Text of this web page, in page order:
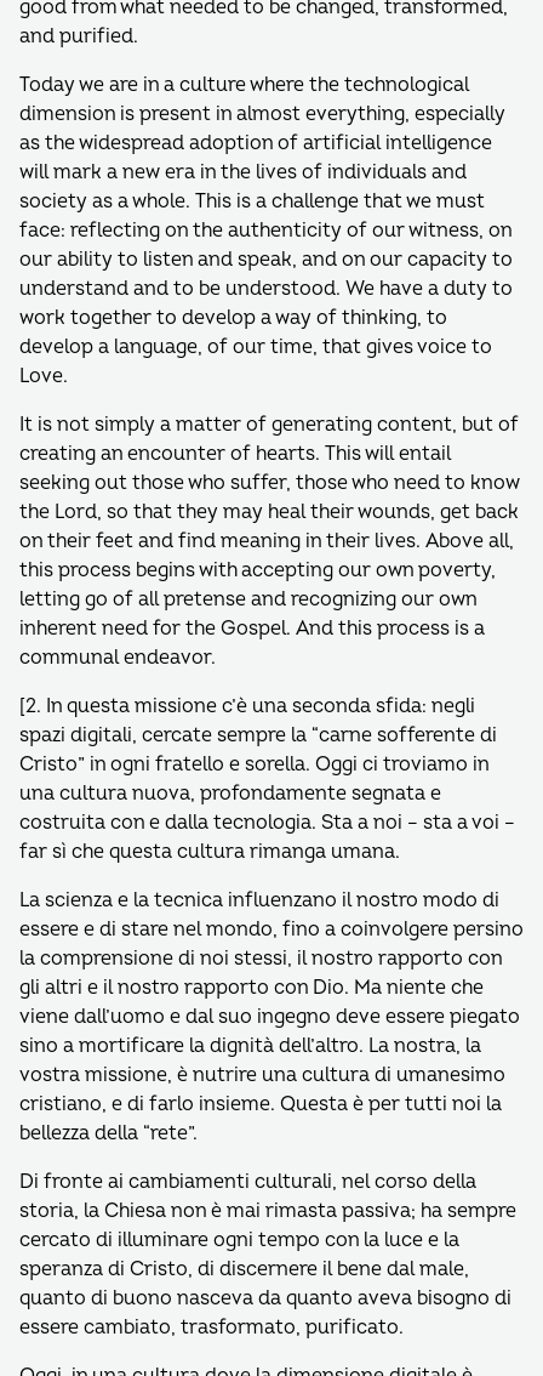
good from what needed to be changed, transformed,
and purified.
Today we are in a culture where the technological
dimension is present in almost everything, especially
as the widespread adoption of artificial intelligence
will mark a new era in the lives of individuals and
society as a whole. This is a challenge that we must
face: reflecting on the authenticity of our witness, on
our ability to listen and speak, and on our capacity to
understand and to be understood. We have a duty to
work together to develop a way of thinking, to
develop a language, of our time, that gives voice to
Love.
It is not simply a matter of generating content, but of
creating an encounter of hearts. This will entail
seeking out those who suffer, those who need to know
the Lord, so that they may heal their wounds, get back
on their feet and find meaning in their lives. Above all,
this process begins with accepting our own poverty,
letting go of all pretense and recognizing our own
inherent need for the Gospel. And this process is a
communal endeavor.
[2. In questa missione c’è una seconda sfida: negli
spazi digitali, cercate sempre la “carne sofferente di
Cristo” in ogni fratello e sorella. Oggi ci troviamo in
una cultura nuova, profondamente segnata e
costruita con e dalla tecnologia. Sta a noi – sta a voi –
far sì che questa cultura rimanga umana.
La scienza e la tecnica influenzano il nostro modo di
essere e di stare nel mondo, fino a coinvolgere persino
la comprensione di noi stessi, il nostro rapporto con
gli altri e il nostro rapporto con Dio. Ma niente che
viene dall’uomo e dal suo ingegno deve essere piegato
sino a mortificare la dignità dell’altro. La nostra, la
vostra missione, è nutrire una cultura di umanesimo
cristiano, e di farlo insieme. Questa è per tutti noi la
bellezza della “rete”.
Di fronte ai cambiamenti culturali, nel corso della
storia, la Chiesa non è mai rimasta passiva; ha sempre
cercato di illuminare ogni tempo con la luce e la
speranza di Cristo, di discernere il bene dal male,
quanto di buono nasceva da quanto aveva bisogno di
essere cambiato, trasformato, purificato.